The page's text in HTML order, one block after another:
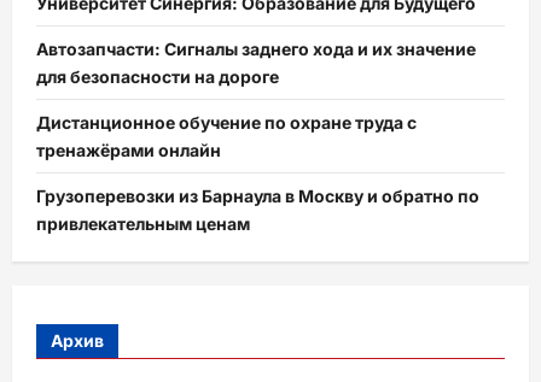
Автозапчасти: Сигналы заднего хода и их значение
для безопасности на дороге
Дистанционное обучение по охране труда с
тренажёрами онлайн
Грузоперевозки из Барнаула в Москву и обратно по
привлекательным ценам
Архив